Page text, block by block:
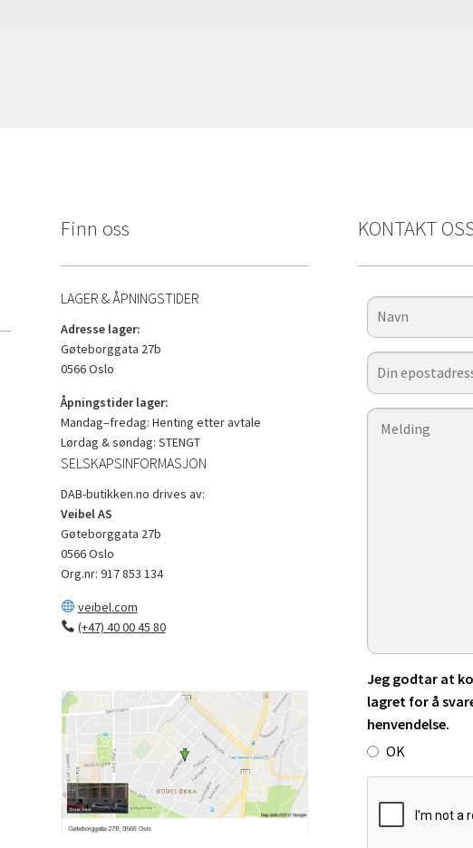
Finn oss
LAGER & ÅPNINGSTIDER
Adresse lager:
Gøteborggata 27b
0566 Oslo
Åpningstider lager:
Mandag–fredag: Henting etter avtale
Lørdag & søndag: STENGT
SELSKAPSINFORMASJON
DAB-butikken.no drives av:
Veibel AS
Gøteborggata 27b
0566 Oslo
Org.nr: 917 853 134
veibel.com
(+47) 40 00 45 80
KONTAKT
Jeg godtar at
lagret for å
henvendelse.
OK